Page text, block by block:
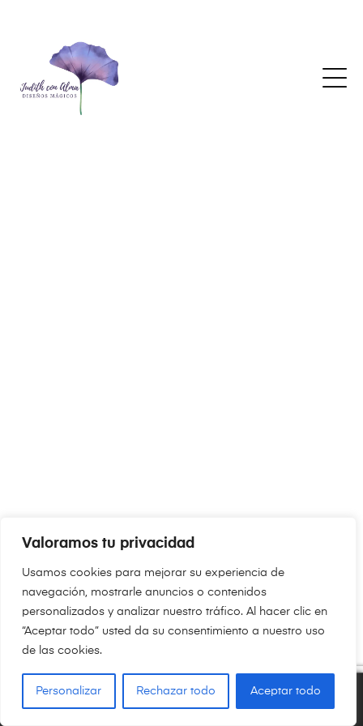
Valoramos tu privacidad
Usamos cookies para mejorar su experiencia de
navegación, mostrarle anuncios o contenidos
personalizados y analizar nuestro tráfico. Al hacer clic en
“Aceptar todo” usted da su consentimiento a nuestro uso
de las cookies.
Personalizar Rechazar todo Aceptar todo
0